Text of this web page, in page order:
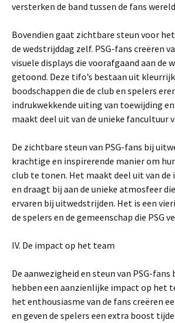
versterken de band tussen de fans
Bovendien gaat zichtbare steun voor
de wedstrijddag zelf. PSG-fans creëren
visuele displays die voorafgaand aan de
getoond. Deze tifo’s bestaan uit
boodschappen die de club en spelers
indrukwekkende uiting van toewijding
maakt deel uit van de unieke fancultuur
De zichtbare steun van PSG-fans bij
krachtige en inspirerende manier om
club te tonen. Het maakt deel uit van de
en draagt bij aan de unieke atmosfeer
ervaren bij uitwedstrijden. Het is een
de spelers en de gemeenschap die PSG
IV. De impact op het team
De aanwezigheid en steun van PSG-
hebben een aanzienlijke impact op het
het enthousiasme van de fans creëren
en geven de spelers een extra boost